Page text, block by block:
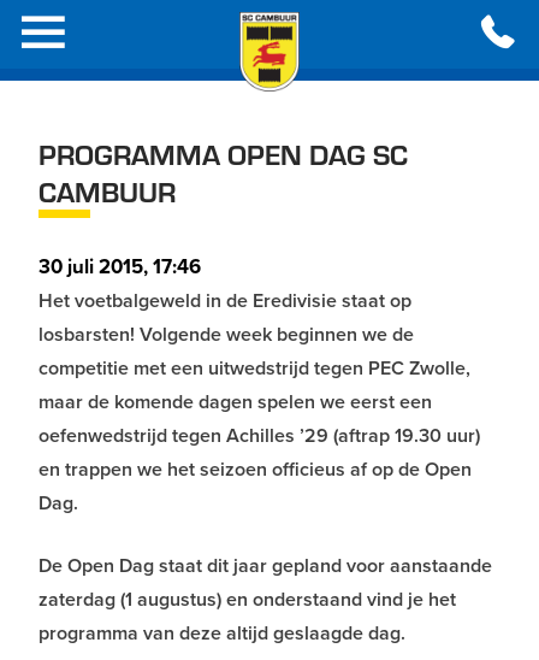
PROGRAMMA OPEN DAG SC
CAMBUUR
30 juli 2015, 17:46
Het voetbalgeweld in de Eredivisie staat op
losbarsten! Volgende week beginnen we de
competitie met een uitwedstrijd tegen PEC Zwolle,
maar de komende dagen spelen we eerst een
oefenwedstrijd tegen Achilles ’29 (aftrap 19.30 uur)
en trappen we het seizoen officieus af op de Open
Dag.
De Open Dag staat dit jaar gepland voor aanstaande
zaterdag (1 augustus) en onderstaand vind je het
programma van deze altijd geslaagde dag.